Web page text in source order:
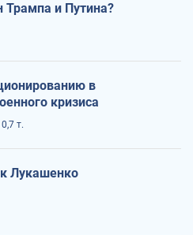
Трампа и Путина?
в
кризиса
т.
Лукашенко